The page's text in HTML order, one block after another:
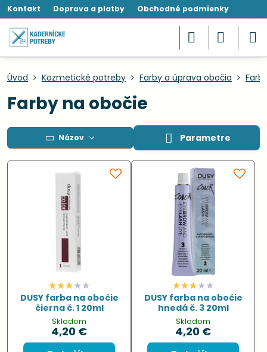
Kontakt Doprava a platby Obchodné podmienky
Úvod Kozmetické potreby Farby a úprava obočia
Farby na obočie
Názov Parametre
DUSY farba na obočie
čierna č. 1 20ml
Skladom
4,20 €
DUSY farba na obočie
hnedá č. 3 20ml
Skladom
4,20 €